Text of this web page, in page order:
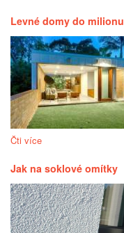
Levné domy do milionu
Čti více
Jak na soklové omítky